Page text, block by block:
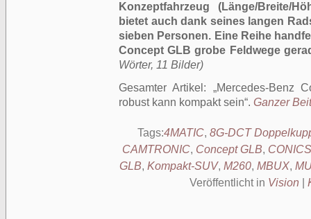
Konzeptfahrzeug (Länge/Breite/
bietet auch dank seines langen
sieben Personen. Eine Reihe
Concept GLB grobe Feldwege
Wörter, 11 Bilder)
Gesamter Artikel:
Mercedes-Benz
robust kann kompakt sein . Ganzer
Tags:4MATIC, 8G-DCT
CAMTRONIC, Concept GLB,
GLB, Kompakt-SUV, M260, MBUX,
Veröffentlicht in Vision